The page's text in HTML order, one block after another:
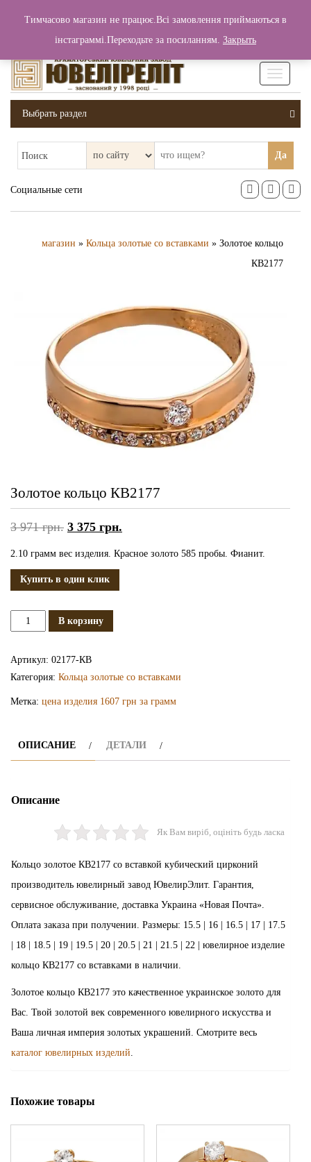
Вход / Регистрация 0 грн.
Выбрать раздел
Поиск Да
Социальные сети
магазин » Кольца золотые со вставками » Золотое кольцо
КВ2177
Золотое кольцо КВ2177
3 971грн. 3 375 грн.
2.10 грамм вес изделия. Красное золото 585 пробы. Фианит.
Купить в один клик
КоличествоВ корзину
Артикул: 02177-КВ
Категория: Кольца золотые со вставками
Метка: цена изделия 1607 грн за грамм
ОПИСАНИЕ ДЕТАЛИ
Описание
Як Вам виріб, оцініть будь ласка
Кольцо золотое КВ2177 со вставкой кубический цирконий
производитель ювелирный завод ЮвелирЭлит. Гарантия,
сервисное обслуживание, доставка Украина «Новая Почта».
Оплата заказа при получении. Размеры: 15.5 | 16 | 16.5 | 17 | 17.5
| 18 | 18.5 | 19 | 19.5 | 20 | 20.5 | 21 | 21.5 | 22 | ювелирное изделие
кольцо КВ2177 со вставками в наличии.
Золотое кольцо КВ2177 это качественное украинское золото для
Вас. Твой золотой век современного ювелирного искусства и
Ваша личная империя золотых украшений. Смотрите весь
каталог ювелирных изделий
Похожие товары
Тимчасово магазин не працює.Всі замовлення приймаються в
інстаграммі.Переходьте за посиланням. Закрыть